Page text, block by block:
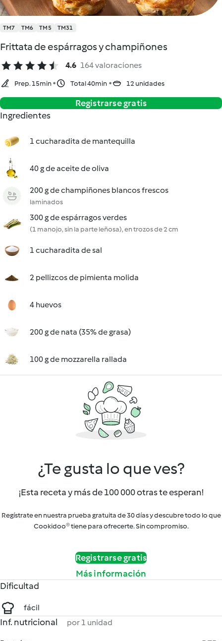
TM7 TM6 TM5 TM31
Frittata de espárragos y champiñones
4.6 164 valoraciones
Prep. 15min Total 40min 12 unidades
Registrarse gratis
Ingredientes
1 cucharadita de mantequilla
40 g de aceite de oliva
200 g de champiñones blancos frescos
laminados
300 g de espárragos verdes
(1 manojo, sin la parte leñosa), en trozos de 2 cm
1 cucharadita de sal
2 pellizcos de pimienta molida
4 huevos
200 g de nata (35% de grasa)
100 g de mozzarella rallada
¿Te gusta lo que ves?
¡Esta receta y más de 100 000 otras te esperan!
Regístrate en nuestra prueba gratuita de 30 días y descubre todo lo que
Cookidoo® tiene para ofrecerte. Sin compromiso.
Registrarse gratis
Más información
Dificultad
fácil
Inf. nutricional por 1 unidad